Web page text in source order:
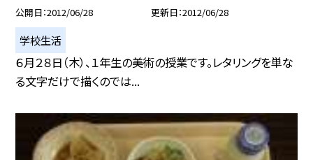
公開日 2012/06/28 更新日 2012/06/28
学校生活
６月２８日（木）、１年生の美術の授業です。レタリングを単な
る文字だけで描くのでは...